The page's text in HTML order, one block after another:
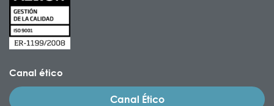
Canal ético
Canal Ético